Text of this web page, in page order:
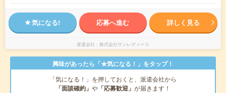
気になる! 応募へ進む 詳しく見る
派遣会社 株式会社サンレディース
興味があったら「★気になる！」をタップ！
「気になる！」を押しておくと、派遣会社から
「面談確約」 や 「応募歓迎」 が届きます！